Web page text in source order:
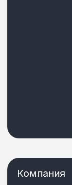
Компания